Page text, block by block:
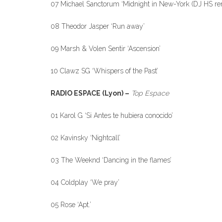
07 Michael Sanctorum ‘Midnight in New-York (DJ HS
08 Theodor Jasper ‘Run away’
09 Marsh & Volen Sentir ‘Ascension’
10 Clawz SG ‘Whispers of the Past’
RADIO ESPACE (Lyon) – Top Espace
01 Karol G ‘Si Antes te hubiera conocido’
02 Kavinsky ‘Nightcall’
03 The Weeknd ‘Dancing in the flames’
04 Coldplay ‘We pray’
05 Rose ‘Apt.’